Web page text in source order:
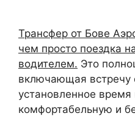
Трансфер от Бове
чем просто поездка
водителем. Это
включающая встречу
установленное
комфортабельную и